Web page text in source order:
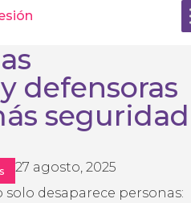
defensoras
seguridad
27 agosto, 2025
solo desaparece personas: